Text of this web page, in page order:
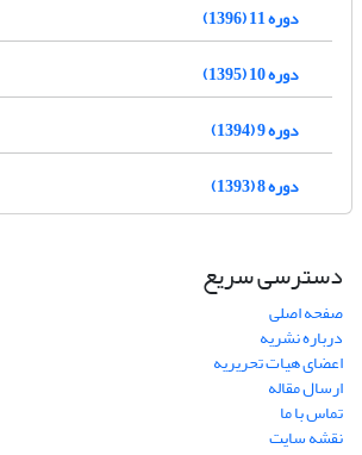
دوره 11 (1396)
دوره 10 (1395)
دوره 9 (1394)
دوره 8 (1393)
دسترسی سریع
صفحه اصلی
درباره نشریه
اعضای هیات تحریریه
ارسال مقاله
تماس با ما
نقشه سایت